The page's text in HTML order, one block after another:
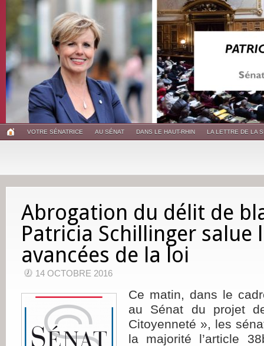
VOTRE SÉNATRICE AU SÉNAT DANS LE HAUT-RHIN LA LETTRE DE LA
Abrogation du délit de
Patricia Schillinger salue
avancées de la loi
14 OCTOBRE 2016
Ce matin, dans le
au Sénat du projet
Citoyenneté », les
la majorité l’article